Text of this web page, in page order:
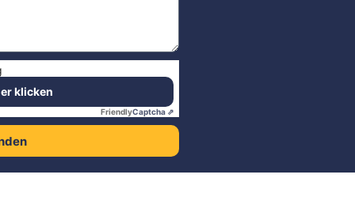
klicken
FriendlyCaptcha ⇗